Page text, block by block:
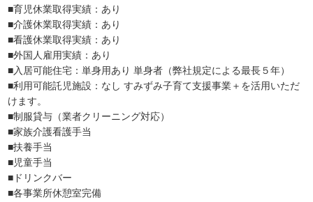
■育児休業取得実績：あり
■介護休業取得実績：あり
■看護休業取得実績：あり
■外国人雇用実績：あり
■入居可能住宅：単身用あり 単身者（弊社規定による最長５年）
■利用可能託児施設：なし すみずみ子育て支援事業＋を活用いただ
けます。
■制服貸与（業者クリーニング対応）
■家族介護看護手当
■扶養手当
■児童手当
■ドリンクバー
■各事業所休憩室完備